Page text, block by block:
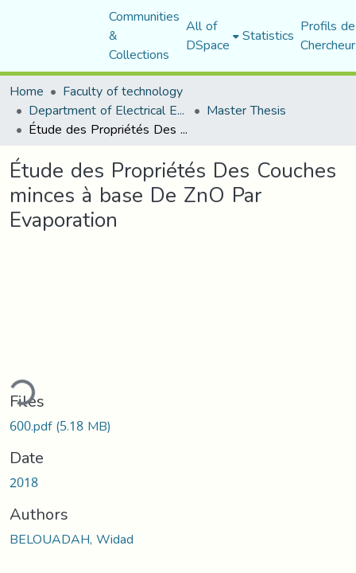
Communities
&
Collections
All of
DSpace Statistics Profils
Home
Faculty of technology
Department of Electrical Engineering Master Thesis
Étude des Propriétés Des Couches minces à base De ZnO Par Evaporation
Étude des Propriétés Des Couches
minces à base De ZnO Par
Evaporation
Files
600.pdf(5.18 MB)
Date
2018
Authors
BELOUADAH, Widad